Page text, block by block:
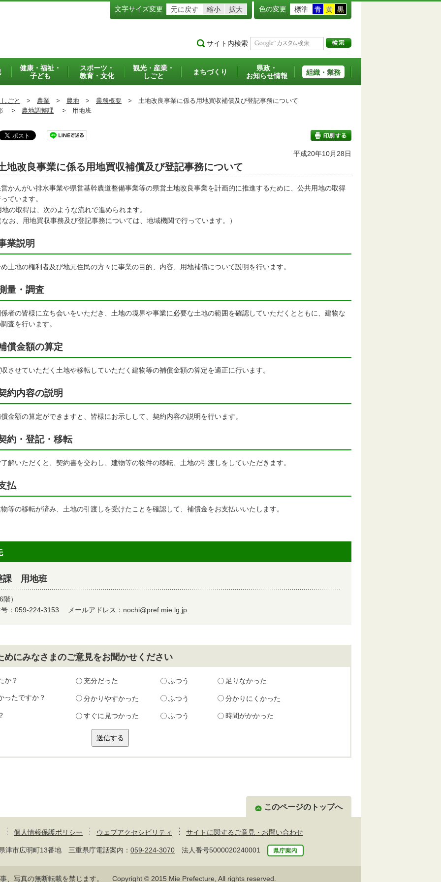
文字サイズ変更 元に戻す 縮小 拡大 色の変更 標準 青 黄 黒
サイト内検索
健康・福祉・
子ども
スポーツ・
教育・文化
観光・産業・
しごと
まちづくり
県政・
お知らせ情報
組織・業務
ごと > 農業 > 農地 > 業務概要 > 土地改良事業に係る用地買収補償及び登記事務について
>
農地調整課 > 用地班
印刷する
平成20年10月28日
地改良事業に係る用地買収補償及び登記事務について
かんがい排水事業や県営基幹農道整備事業等の県営土地改良事業を計画的に推進するために、公共用地の取得
ています。
取得は、次のような流れで進められます。
、用地買収事務及び登記事務については、地域機関で行っています。）
業説明
土地の権利者及び地元住民の方々に事業の目的、内容、用地補償について説明を行います。
量・調査
者の皆様に立ち会いをいただき、土地の境界や事業に必要な土地の範囲を確認していただくとともに、建物な
査を行います。
償金額の算定
させていただく土地や移転していただく建物等の補償金額の算定を適正に行います。
約内容の説明
金額の算定ができますと、皆様にお示しして、契約内容の説明を行います。
約・登記・移転
解いただくと、契約書を交わし、建物等の物件の移転、土地の引渡しをしていただきます。
払
等の移転が済み、土地の引渡しを受けたことを確認して、補償金をお支払いいたします。
課 用地班
）
：059-224-3153
メールアドレス： nochi@pref.mie.lg.jp
にみなさまのご意見をお聞かせください
か？ 充分だった ふつう 足りなかった
ったですか？ 分かりやすかった ふつう 分かりにくかった
すぐに見つかった ふつう 時間がかかった
このページのトップへ
個人情報保護ポリシー ウェブアクセシビリティ サイトに関するご意見・お問い合わせ
市広明町13番地 三重県庁電話案内： 059-224-3070 法人番号5000020240001
、写真の無断転載を禁じます。 Copyright © 2015 Mie Prefecture, All rights reserved.